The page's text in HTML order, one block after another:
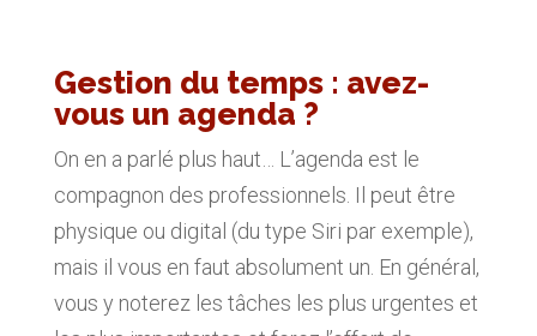
Gestion du temps : avez-
vous un agenda ?
On en a parlé plus haut… L’agenda est le
compagnon des professionnels. Il peut être
physique ou digital (du type Siri par exemple),
mais il vous en faut absolument un. En général,
vous y noterez les tâches les plus urgentes et